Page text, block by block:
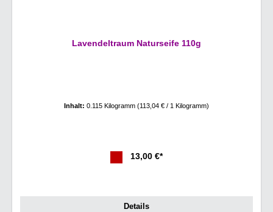
Lavendeltraum Naturseife 110g
Inhalt: 0.115 Kilogramm (113,04 € / 1 Kilogramm)
13,00 €*
Details